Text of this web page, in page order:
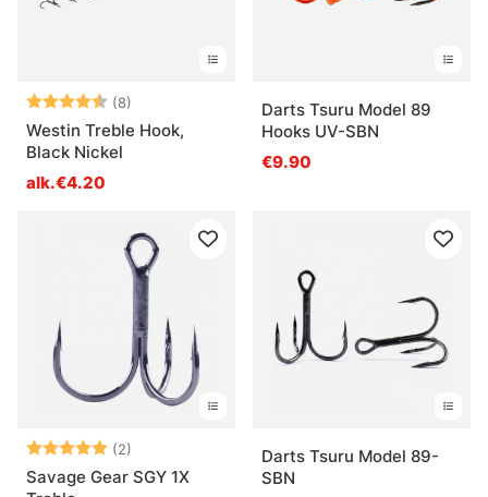
Arvio: (8)
4.8 5:sta tähdestä
Westin Treble Hook,
Black Nickel
alk.€4.20
Darts Tsuru Model 89
Hooks UV-SBN
€9.90
Arvio: (2)
5.0 5:sta tähdestä
Savage Gear SGY 1X
Darts Tsuru Model 89-
SBN